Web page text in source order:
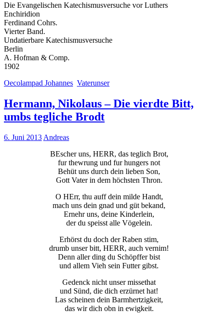
Die Evangelischen Katechismusversuche vor Luthers
Enchiridion
Ferdinand Cohrs.
Vierter Band.
Undatierbare Katechismusversuche
Berlin
A. Hofman & Comp.
1902
Oecolampad Johannes Vaterunser
Hermann, Nikolaus – Die vierdte Bitt,
umbs tegliche Brodt
6. Juni 2013 Andreas
BEscher uns, HERR, das teglich Brot,
fur thewrung und fur hungers not
Behüt uns durch dein lieben Son,
Gott Vater in dem höchsten Thron.
O HErr, thu auff dein milde Handt,
mach uns dein gnad und güt bekand,
Ernehr uns, deine Kinderlein,
der du speisst alle Vögelein.
Erhörst du doch der Raben stim,
drumb unser bitt, HERR, auch vernim!
Denn aller ding du Schöpffer bist
und allem Vieh sein Futter gibst.
Gedenck nicht unser missethat
und Sünd, die dich erzürnet hat!
Las scheinen dein Barmhertzigkeit,
das wir dich obn in ewigkeit.